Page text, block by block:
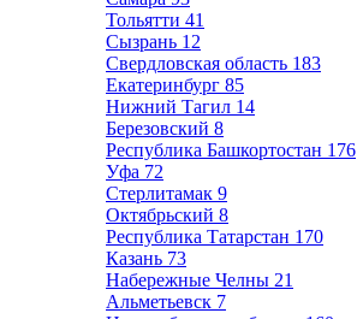
Тольятти 41
Сызрань 12
Свердловская область 183
Екатеринбург 85
Нижний Тагил 14
Березовский 8
Республика Башкортостан 176
Уфа 72
Стерлитамак 9
Октябрьский 8
Республика Татарстан 170
Казань 73
Набережные Челны 21
Альметьевск 7